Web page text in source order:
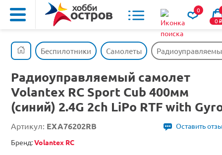
0
0o
Беспилотники Самолеты
Радиоуправляемый самолет
Volantex RC Sport Cub 400мм
(синий) 2.4G 2ch LiPo RTF with
Артикул: EXA76202RB
Оставить
Бренд:Volantex RC